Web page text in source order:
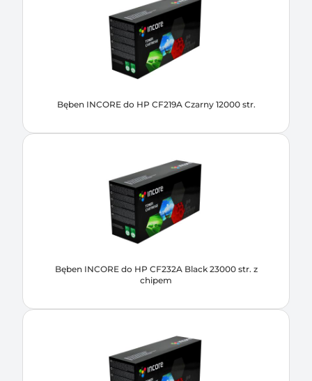
Bęben INCORE do HP CF219A Czarny 12000 str.
Bęben INCORE do HP CF232A Black 23000 str. z
chipem